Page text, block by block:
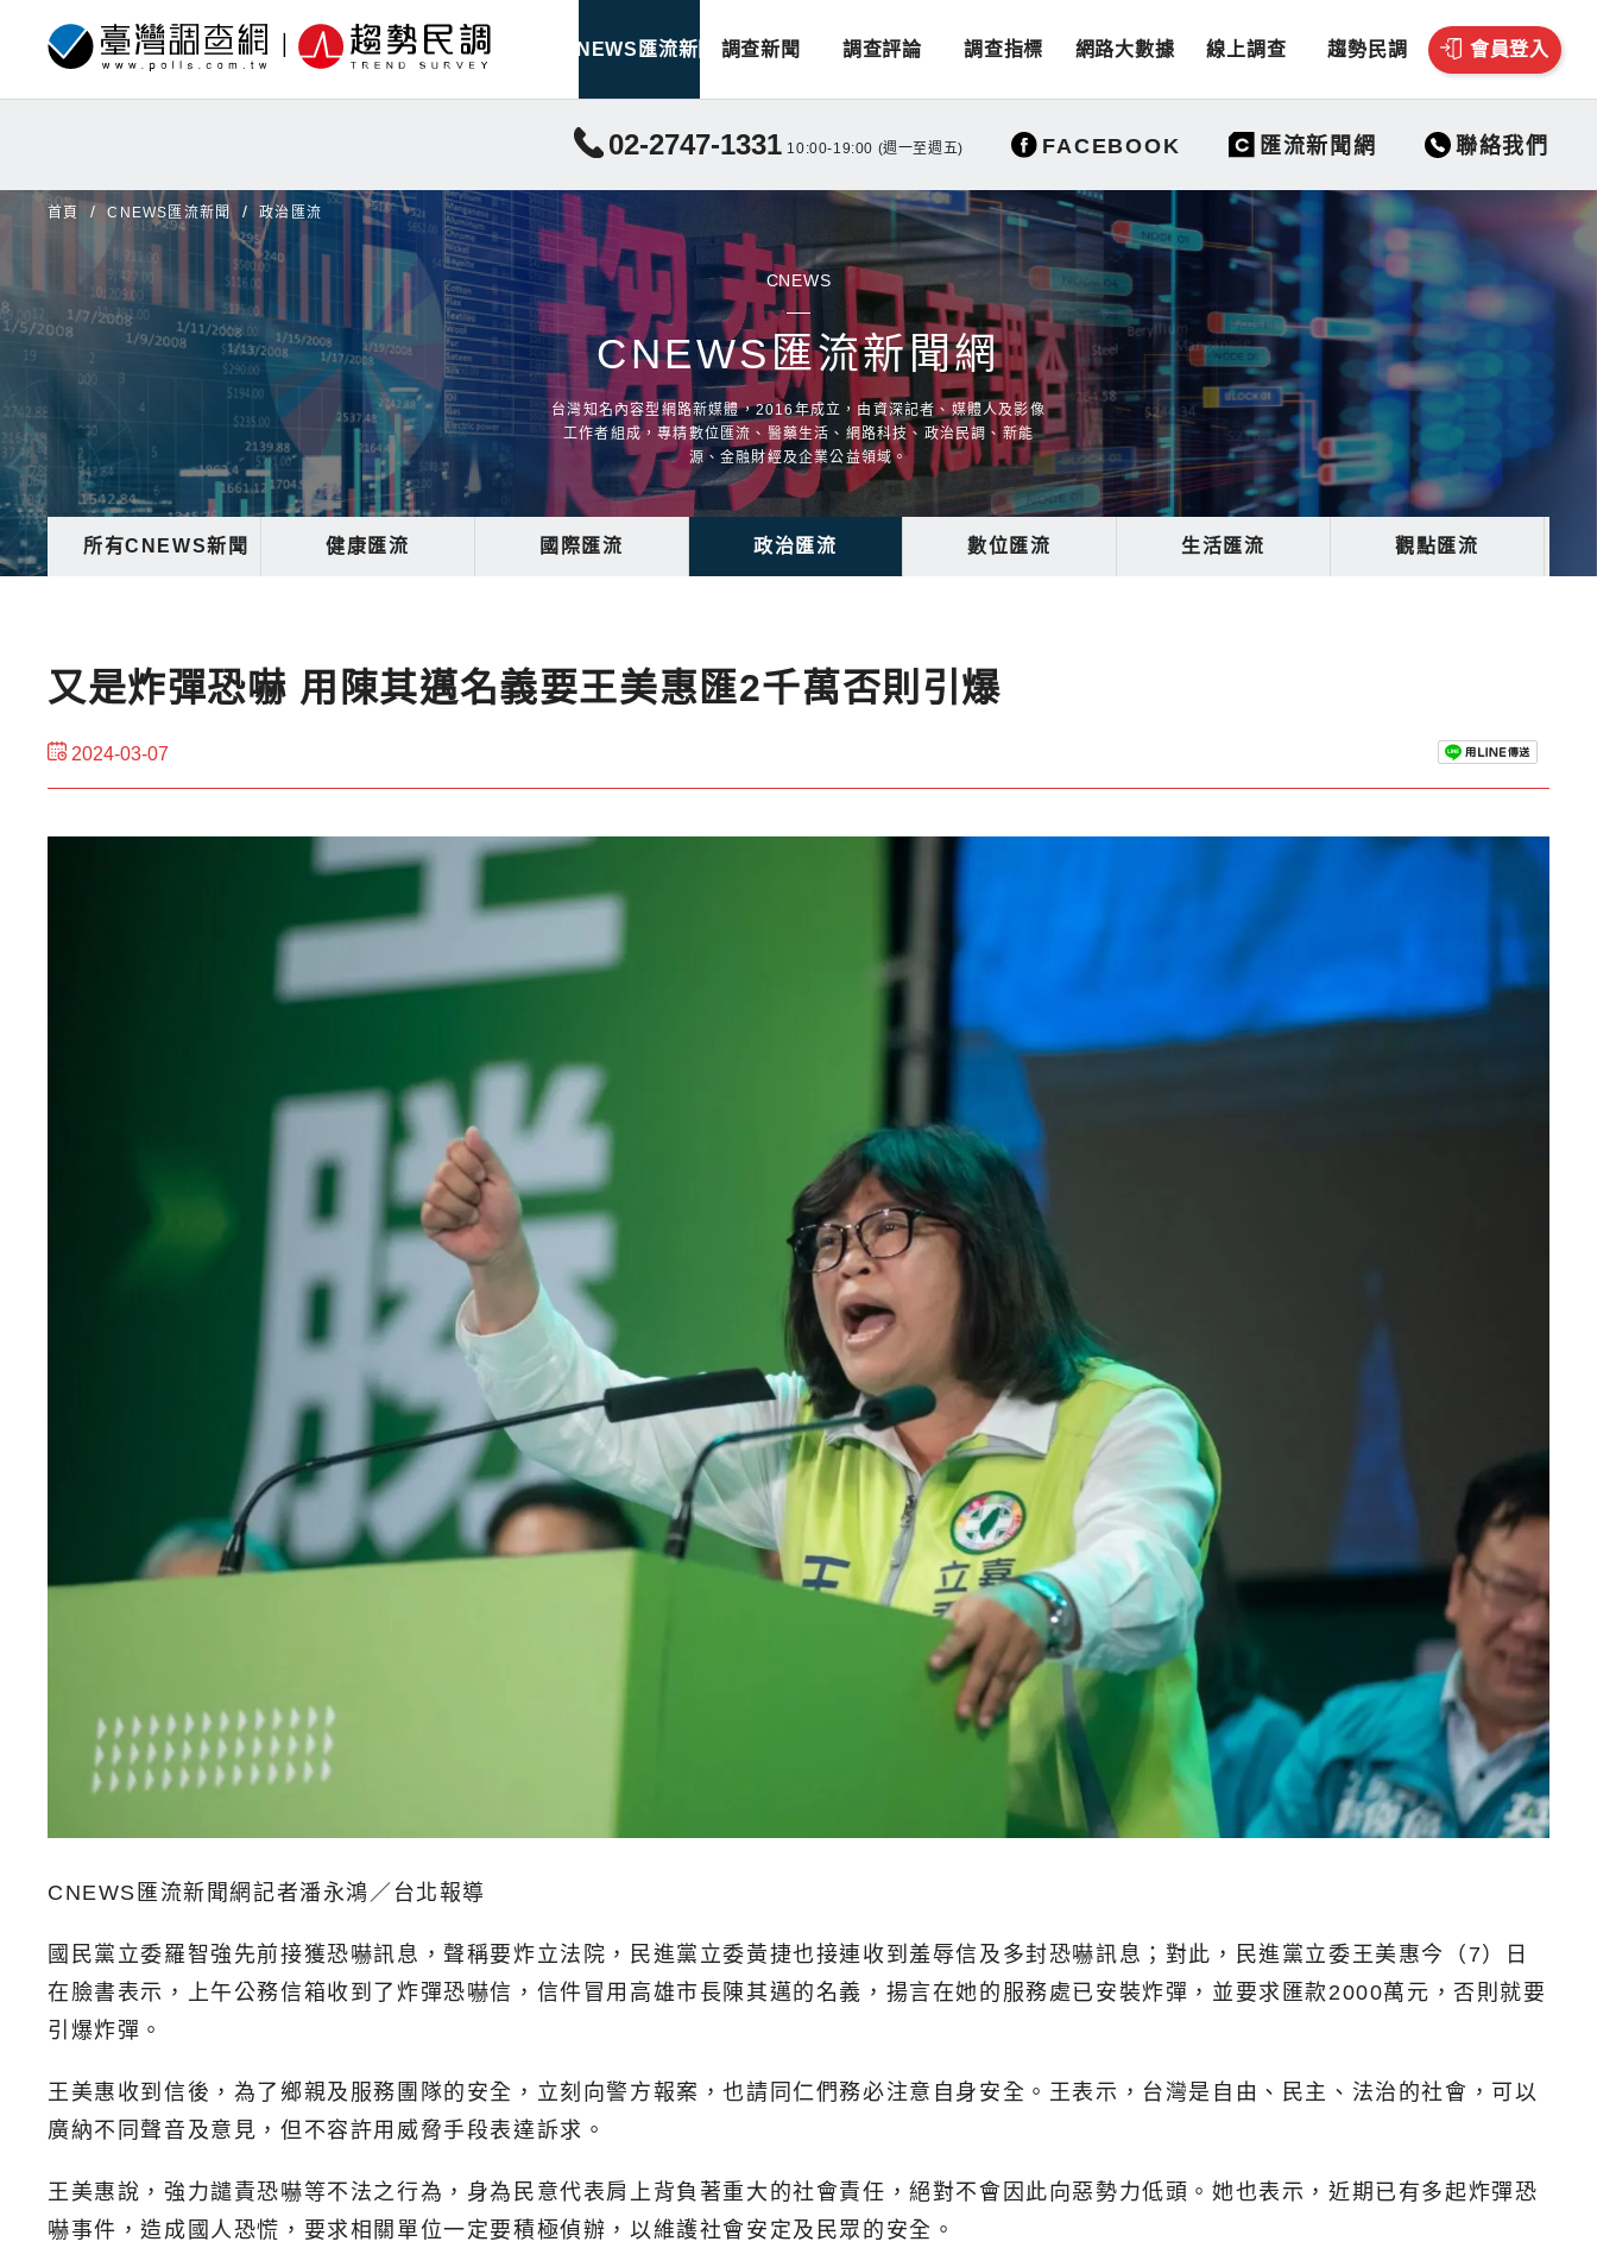
CNEWS匯流新聞 調查新聞 調查評論 調查指標 網路大數據 線上調查 趨勢民調 會員登入
02-2747-1331 10:00-19:00 (週一至週五) FACEBOOK 匯流新聞網 聯絡我們
首頁 CNEWS匯流新聞 政治匯流
CNEWS
CNEWS匯流新聞網
台灣知名內容型網路新媒體，2016年成立，由資深記者、媒體人及影像
工作者組成，專精數位匯流、醫藥生活、網路科技、政治民調、新能
源、金融財經及企業公益領域。
所有CNEWS新聞 健康匯流 國際匯流 政治匯流 數位匯流 生活匯流 觀點匯流
又是炸彈恐嚇 用陳其邁名義要王美惠匯2千萬否則引爆
2024-03-07
CNEWS匯流新聞網記者潘永鴻／台北報導
國民黨立委羅智強先前接獲恐嚇訊息，聲稱要炸立法院，民進黨立委黃捷也接連收到羞辱信及多封恐嚇訊息；對此，民進黨立委王美惠今（7）日
在臉書表示，上午公務信箱收到了炸彈恐嚇信，信件冒用高雄市長陳其邁的名義，揚言在她的服務處已安裝炸彈，並要求匯款2000萬元，否則就要
引爆炸彈。
王美惠收到信後，為了鄉親及服務團隊的安全，立刻向警方報案，也請同仁們務必注意自身安全。王表示，台灣是自由、民主、法治的社會，可以
廣納不同聲音及意見，但不容許用威脅手段表達訴求。
王美惠說，強力譴責恐嚇等不法之行為，身為民意代表肩上背負著重大的社會責任，絕對不會因此向惡勢力低頭。她也表示，近期已有多起炸彈恐
嚇事件，造成國人恐慌，要求相關單位一定要積極偵辦，以維護社會安定及民眾的安全。